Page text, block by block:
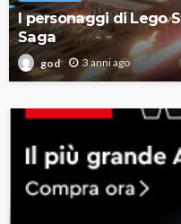
I personaggi di Lego
Saga
god 3 anni ago